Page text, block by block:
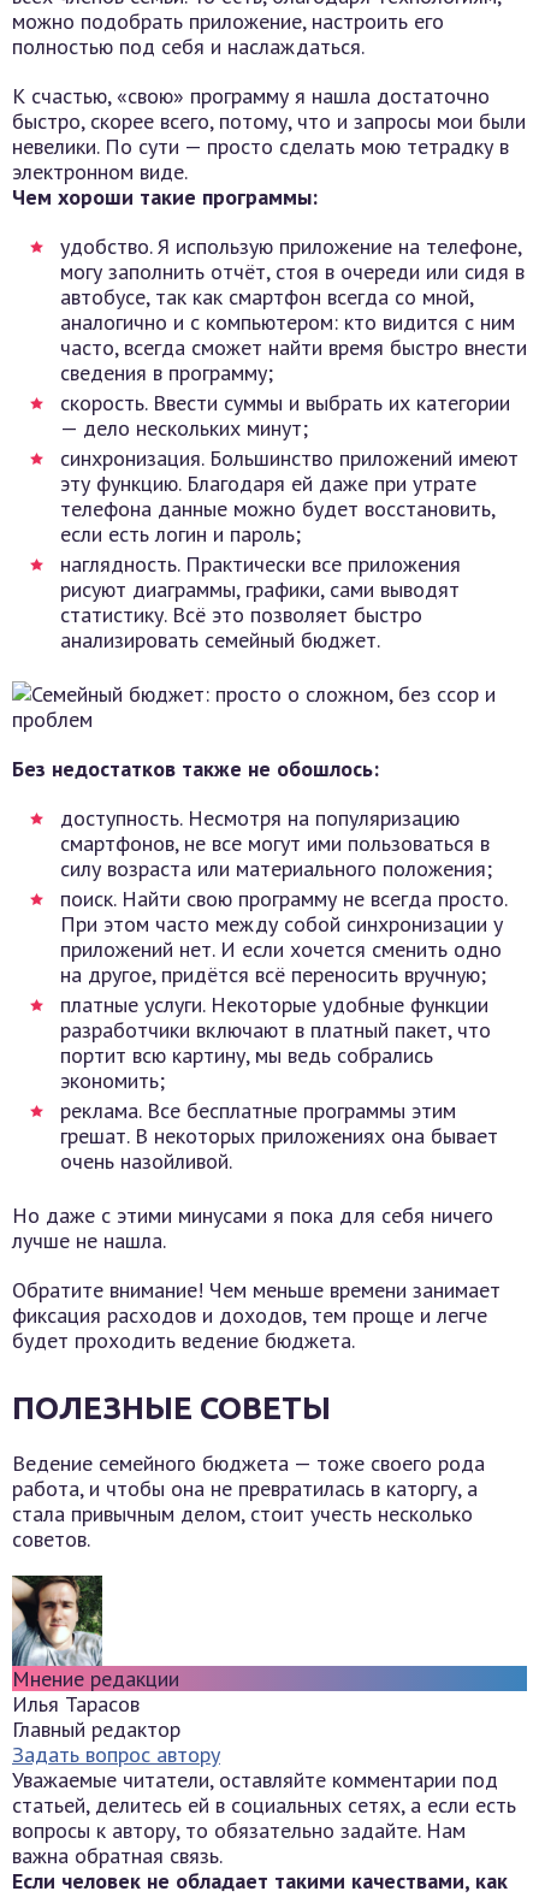
можно подобрать приложение, настроить его
полностью под себя и наслаждаться.
К счастью, «свою» программу я нашла достаточно
быстро, скорее всего, потому, что и запросы мои были
невелики. По сути — просто сделать мою тетрадку в
электронном виде.
Чем хороши такие программы:
удобство. Я использую приложение на телефоне,
могу заполнить отчёт, стоя в очереди или сидя в
автобусе, так как смартфон всегда со мной,
аналогично и с компьютером: кто видится с ним
часто, всегда сможет найти время быстро внести
сведения в программу;
скорость. Ввести суммы и выбрать их категории
— дело нескольких минут;
синхронизация. Большинство приложений имеют
эту функцию. Благодаря ей даже при утрате
телефона данные можно будет восстановить,
если есть логин и пароль;
наглядность. Практически все приложения
рисуют диаграммы, графики, сами выводят
статистику. Всё это позволяет быстро
анализировать семейный бюджет.
Без недостатков также не обошлось:
доступность. Несмотря на популяризацию
смартфонов, не все могут ими пользоваться в
силу возраста или материального положения;
поиск. Найти свою программу не всегда просто.
При этом часто между собой синхронизации у
приложений нет. И если хочется сменить одно
на другое, придётся всё переносить вручную;
платные услуги. Некоторые удобные функции
разработчики включают в платный пакет, что
портит всю картину, мы ведь собрались
экономить;
реклама. Все бесплатные программы этим
грешат. В некоторых приложениях она бывает
очень назойливой.
Но даже с этими минусами я пока для себя ничего
лучше не нашла.
Обратите внимание! Чем меньше времени занимает
фиксация расходов и доходов, тем проще и легче
будет проходить ведение бюджета.
ПОЛЕЗНЫЕ СОВЕТЫ
Ведение семейного бюджета — тоже своего рода
работа, и чтобы она не превратилась в каторгу, а
стала привычным делом, стоит учесть несколько
советов.
Мнение редакции
Илья Тарасов
Главный редактор
Задать вопрос автору
Уважаемые читатели, оставляйте комментарии под
статьей, делитесь ей в социальных сетях, а если есть
вопросы к автору, то обязательно задайте. Нам
важна обратная связь.
Если человек не обладает такими качествами, как